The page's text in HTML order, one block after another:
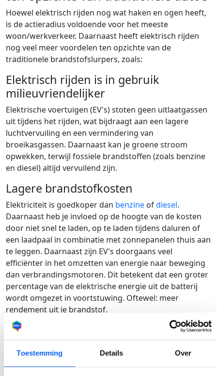
Toestemming Details Over
Hoewel elektrisch rijden nog wat haken en ogen heeft,
is de actieradius voldoende voor het meeste
woon/werkverkeer. Daarnaast heeft elektrisch rijden
nog veel meer voordelen ten opzichte van de
traditionele brandstofslurpers, zoals:
Elektrisch rijden is in gebruik
milieuvriendelijker
Elektrische voertuigen (EV's) stoten geen uitlaatgassen
uit tijdens het rijden, wat bijdraagt aan een lagere
luchtvervuiling en een vermindering van
broeikasgassen. Daarnaast kan je groene stroom
opwekken, terwijl fossiele brandstoffen (zoals benzine
en diesel) altijd vervuilend zijn.
Lagere brandstofkosten
Elektriciteit is goedkoper dan benzine ofdiesel.
Daarnaast heb je invloed op de hoogte van de kosten
door niet snel te laden, op te laden tijdens daluren of
een laadpaal in combinatie met zonnepanelen thuis aan
te leggen. Daarnaast zijn EV's doorgaans veel
efficiënter in het omzetten van energie naar beweging
dan verbrandingsmotoren. Dit betekent dat een groter
percentage van de elektrische energie uit de batterij
wordt omgezet in voortstuwing. Oftewel: meer
rendement uit je brandstof.
Minder onderhoudskosten
hun aandrijfsystemen. Daardoor hoef je een elektrische
auto minder vaak te onderwerpen aan een